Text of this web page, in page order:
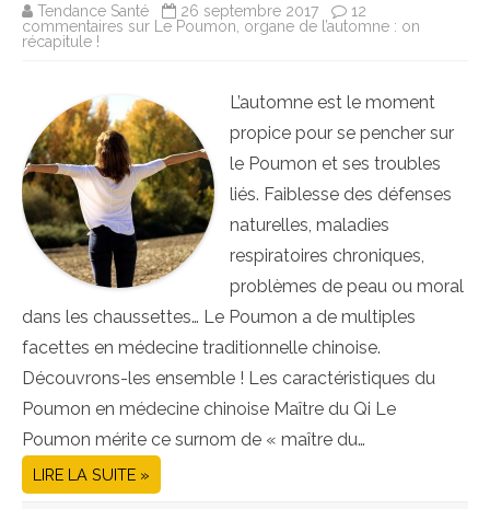
Tendance Santé 26 septembre 2017
12
commentaires sur Le Poumon, organe de l’automne : on
récapitule !
L’automne est le moment
propice pour se pencher sur
le Poumon et ses troubles
liés. Faiblesse des défenses
naturelles, maladies
respiratoires chroniques,
problèmes de peau ou moral
dans les chaussettes… Le Poumon a de multiples
facettes en médecine traditionnelle chinoise.
Découvrons-les ensemble ! Les caractéristiques du
Poumon en médecine chinoise Maître du Qi Le
Poumon mérite ce surnom de « maître du…
LIRE LA SUITE »